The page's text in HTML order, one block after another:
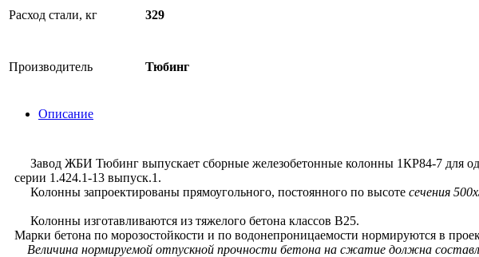
Расход стали, кг 329
Производитель Тюбинг
Описание
Завод ЖБИ Тюбинг выпускает сборные железобетонные колонны 1КР84-7 для
серии 1.424.1-13 выпуск.1.
Колонны запроектированы прямоугольного, постоянного по высоте сечения
Колонны изготавливаются из тяжелого бетона классов В25.
Марки бетона по морозостойкости и по водонепроницаемости нормируются в
Величина нормируемой отпускной прочности бетона на сжатие должна